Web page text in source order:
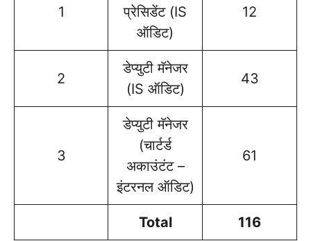
1
प्रेसिडेंट (IS
ऑडिट)
12
2
डेप्युटी मॅनेजर
(IS ऑडिट)
43
3
डेप्युटी मॅनेजर
(चार्टर्ड
अकाउंटंट –
इंटरनल ऑडिट)
61
Total 116